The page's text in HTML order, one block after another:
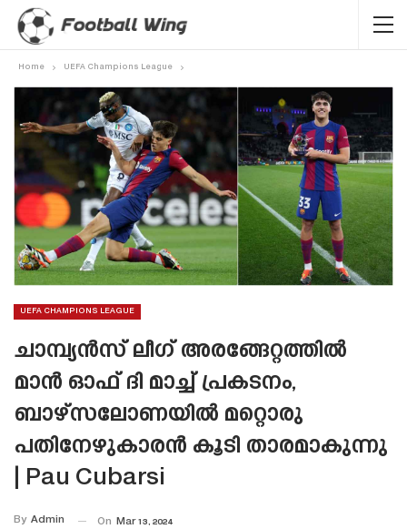
Home UEFA Champions League
UEFA CHAMPIONS LEAGUE
ചാമ്പ്യൻസ് ലീഗ് അരങ്ങേറ്റത്തിൽ
മാൻ ഓഫ് ദി മാച്ച് പ്രകടനം,
ബാഴ്‌സലോണയിൽ മറ്റൊരു
പതിനേഴുകാരൻ കൂടി താരമാകുന്നു
| Pau Cubarsi
By Admin On Mar 13, 2024